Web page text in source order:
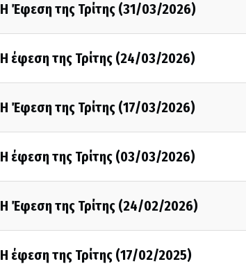
Η Έφεση της Τρίτης (31/03/2026)
Η έφεση της Τρίτης (24/03/2026)
Η Έφεση της Τρίτης (17/03/2026)
Η έφεση της Τρίτης (03/03/2026)
Η Έφεση της Τρίτης (24/02/2026)
Η έφεση της Τρίτης (17/02/2025)